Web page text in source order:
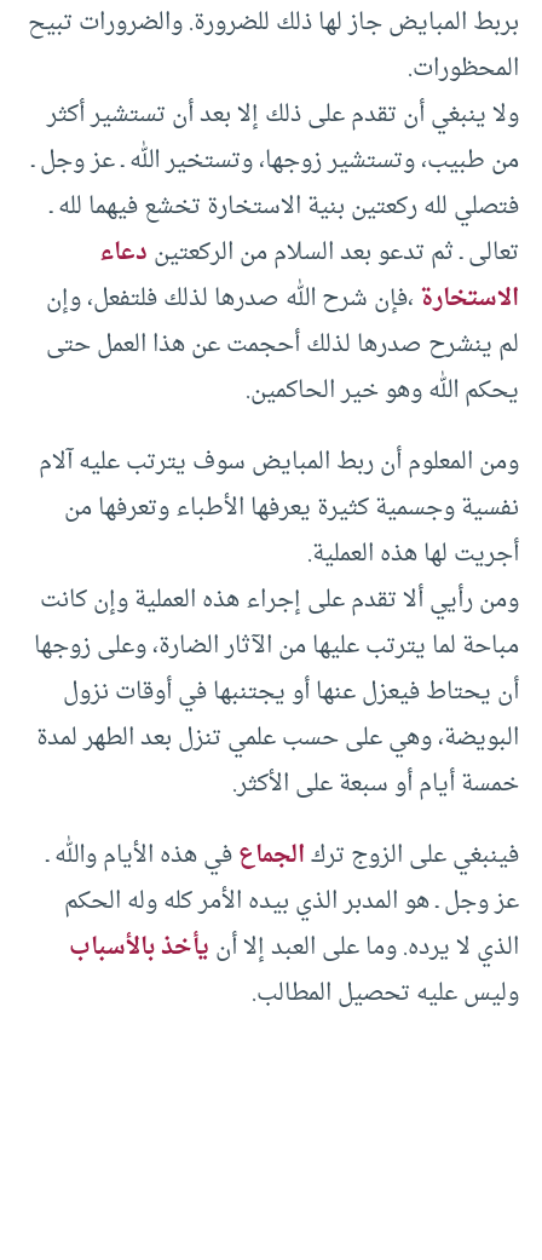
بربط المبايض جاز لها ذلك للضرورة. والضرورات تبيح
المحظورات.
ولا ينبغي أن تقدم على ذلك إلا بعد أن تستشير أكثر
من طبيب، وتستشير زوجها، وتستخير الله ـ عز وجل ـ
فتصلي لله ركعتين بنية الاستخارة تخشع فيهما لله ـ
تعالى ـ ثم تدعو بعد السلام من الركعتيندعاء
الاستخارة،فإن شرح الله صدرها لذلك فلتفعل، وإن
لم ينشرح صدرها لذلك أحجمت عن هذا العمل حتى
يحكم الله وهو خير الحاكمين.
ومن المعلوم أن ربط المبايض سوف يترتب عليه آلام
نفسية وجسمية كثيرة يعرفها الأطباء وتعرفها من
أجريت لها هذه العملية.
ومن رأيي ألا تقدم على إجراء هذه العملية وإن كانت
مباحة لما يترتب عليها من الآثار الضارة، وعلى زوجها
أن يحتاط فيعزل عنها أو يجتنبها في أوقات نزول
البويضة، وهي على حسب علمي تنزل بعد الطهر لمدة
خمسة أيام أو سبعة على الأكثر.
فينبغي على الزوج تركالجماعفي هذه الأيام والله ـ
عز وجل ـ هو المدبر الذي بيده الأمر كله وله الحكم
الذي لا يرده. وما على العبد إلا أنيأخذ بالأسباب
وليس عليه تحصيل المطالب.